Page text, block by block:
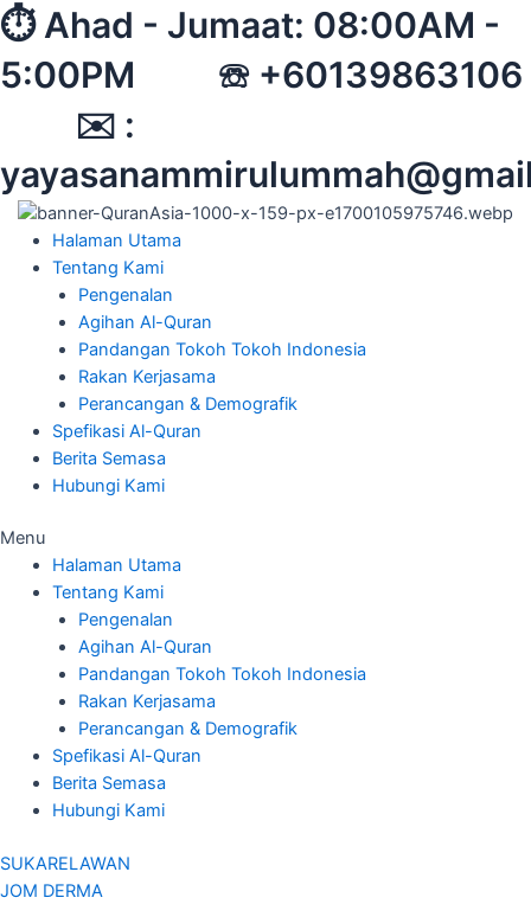
Skip
to
content
⏱︎ Ahad - Jumaat: 08:00AM -
5:00PM ☏ +60139863106
✉︎ :
Halaman Utama
Tentang Kami
Pengenalan
Agihan Al-Quran
Pandangan Tokoh Tokoh Indonesia
Rakan Kerjasama
Perancangan & Demografik
Spefikasi Al-Quran
Berita Semasa
Hubungi Kami
Menu
Halaman Utama
Tentang Kami
Pengenalan
Agihan Al-Quran
Pandangan Tokoh Tokoh Indonesia
Rakan Kerjasama
Perancangan & Demografik
Spefikasi Al-Quran
Berita Semasa
Hubungi Kami
SUKARELAWAN
JOM DERMA